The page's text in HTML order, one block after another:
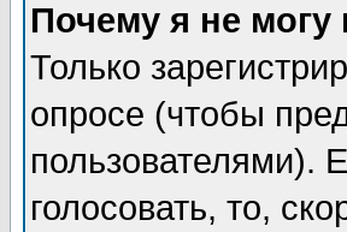
Почему я не могу
Только
опросе (чтобы
пользователями).
голосовать, то,